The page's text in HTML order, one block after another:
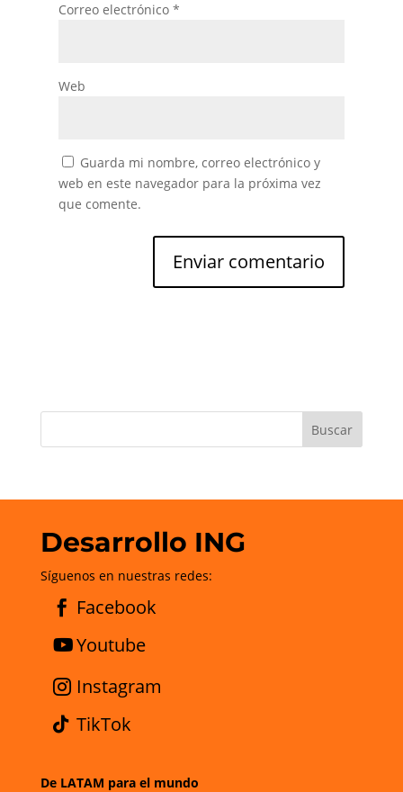
Correo electrónico *
Web
Guarda mi nombre, correo electrónico y
web en este navegador para la próxima vez
que comente.
Desarrollo ING
Síguenos en nuestras redes:
Facebook
Youtube
Instagram
TikTok
De LATAM para el mundo